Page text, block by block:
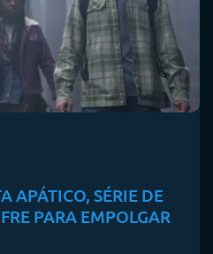
APÁTICO, SÉRIE DE
PARA EMPOLGAR